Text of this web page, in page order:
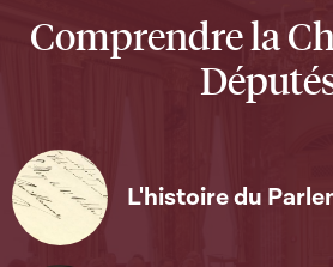
Comprendre la
L'histoire du